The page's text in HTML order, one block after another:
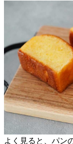
よく見ると、パン